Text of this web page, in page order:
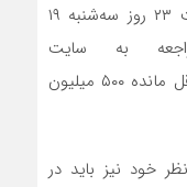
شرکت در این طرح می‌توانند تا ساعت ۲۳ روز سه‌شنبه ۱۹
به سایت
bahman.iranecar.com و رعایت حداقل مانده ۵۰۰ میلیون
خود نیز باید در